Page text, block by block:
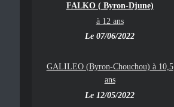
FALKO ( Byron-Djune)
à 12 ans
Le 07/06/2022
GALILEO (Byron-Chouchou) à 10,5
ans
Le 12/05/2022